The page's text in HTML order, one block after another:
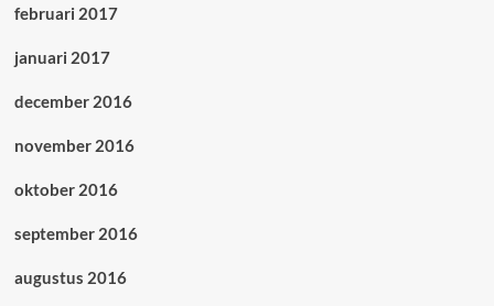
februari 2017
januari 2017
december 2016
november 2016
oktober 2016
september 2016
augustus 2016